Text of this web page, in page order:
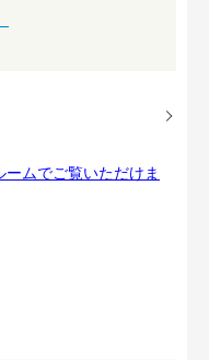
ムでご覧いただけま